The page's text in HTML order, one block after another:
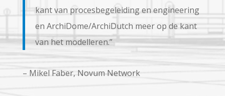
kant van procesbegeleiding en engineering
en ArchiDome/ArchiDutch meer op de kant
van het modelleren.”
– Mikel Faber, Novum Network